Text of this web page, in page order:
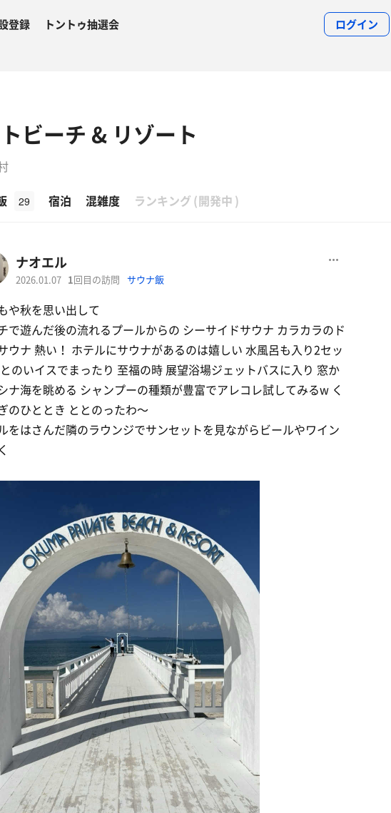
登録 トントゥ抽選会 ログイン
ビーチ & リゾート
29 宿泊 混雑度 ランキング (開発中 )
ナオエル
2026.01.07 1 回目の訪問 サウナ飯
や秋を思い出して
で遊んだ後の流れるプールからの シーサイドサウナ カラカラのド
ウナ 熱い！ ホテルにサウナがあるのは嬉しい 水風呂も入り2セッ
のいイスでまったり 至福の時 展望浴場ジェットバスに入り 窓か
ナ海を眺める シャンプーの種類が豊富でアレコレ試してみるw く
のひととき ととのったわ〜
をはさんだ隣のラウンジでサンセットを見ながらビールやワイン